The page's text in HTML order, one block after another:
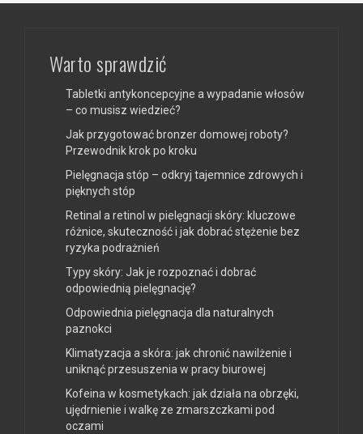
Warto sprawdzić
Tabletki antykoncepcyjne a wypadanie włosów
– co musisz wiedzieć?
Jak przygotować bronzer domowej roboty?
Przewodnik krok po kroku
Pielęgnacja stóp – odkryj tajemnice zdrowych i
pięknych stóp
Retinal a retinol w pielęgnacji skóry: kluczowe
różnice, skuteczność i jak dobrać stężenie bez
ryzyka podrażnień
Typy skóry: Jak je rozpoznać i dobrać
odpowiednią pielęgnację?
Odpowiednia pielęgnacja dla naturalnych
paznokci
Klimatyzacja a skóra: jak chronić nawilżenie i
uniknąć przesuszenia w pracy biurowej
Kofeina w kosmetykach: jak działa na obrzęki,
ujędrnienie i walkę ze zmarszczkami pod
oczami